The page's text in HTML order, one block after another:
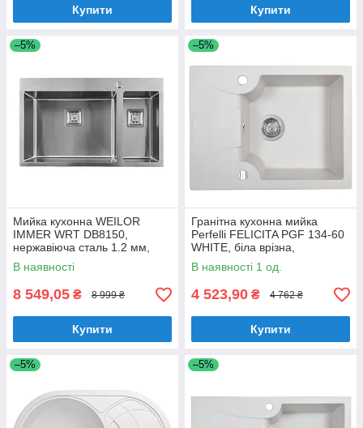
Купити Купити
–5%
Мийка кухонна WEILOR
IMMER WRT DB8150,
нержавіюча сталь 1.2 мм,
півторачашева, врізна
В наявності
8 549,05 ₴ 8 999 ₴
Купити
–5%
Гранітна кухонна мийка
Perfelli FELICITA PGF 134-60
WHITE, біла врізна,
одночашева з крилом
В наявності 1 од.
4 523,90 ₴ 4 762 ₴
Купити
–5% –5%